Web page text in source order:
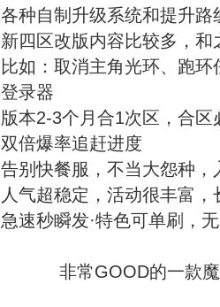
各种自制升级系统和提升
新四区改版内容比较多，
比如：取消主角光环、跑
登录器
版本2-3个月合1次区，合
双倍爆率追赶进度
告别快餐服，不当大怨
人气超稳定，活动很丰
急速秒瞬发·特色可单刷，
非常GOOD的一款魔兽